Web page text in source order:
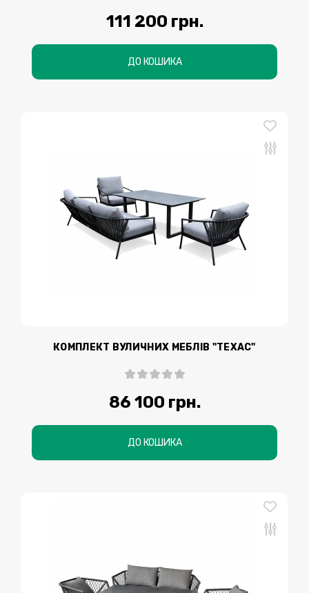
111 200 грн.
ДО КОШИКА
КОМПЛЕКТ ВУЛИЧНИХ МЕБЛІВ "ТЕХАС"
86 100 грн.
ДО КОШИКА